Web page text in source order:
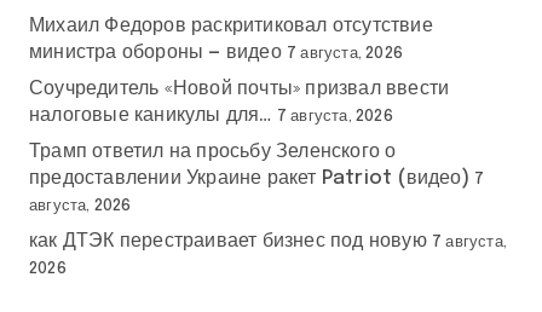
Михаил Федоров раскритиковал отсутствие
министра обороны — видео 7 августа, 2026
Соучредитель «Новой почты» призвал ввести
налоговые каникулы для… 7 августа, 2026
Трамп ответил на просьбу Зеленского о
предоставлении Украине ракет Patriot (видео) 7
августа, 2026
как ДТЭК перестраивает бизнес под новую 7 августа,
2026